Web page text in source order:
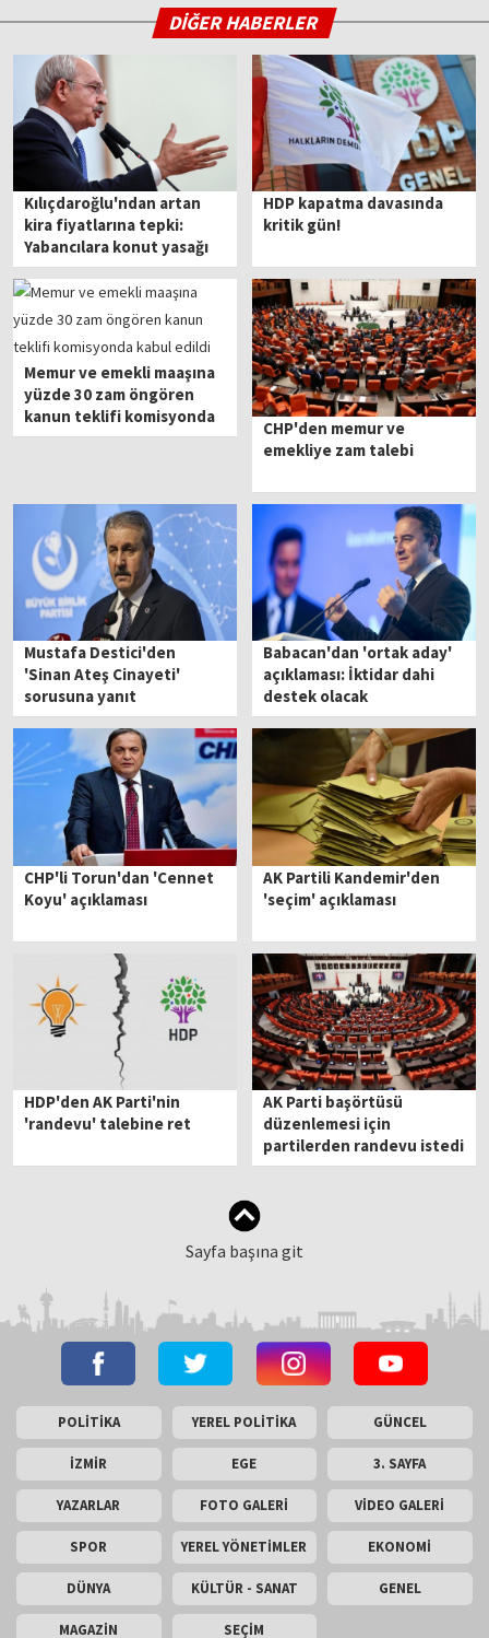
DİĞER HABERLER
Kılıçdaroğlu'ndan artan
kira fiyatlarına tepki:
Yabancılara konut yasağı
HDP kapatma davasında
kritik gün!
Memur ve emekli maaşına
yüzde 30 zam öngören
kanun teklifi komisyonda
kabul edildi
CHP'den memur ve
emekliye zam talebi
Mustafa Destici'den
'Sinan Ateş Cinayeti'
sorusuna yanıt
Babacan'dan 'ortak aday'
açıklaması: İktidar dahi
destek olacak
CHP'li Torun'dan 'Cennet
Koyu' açıklaması
AK Partili Kandemir'den
'seçim' açıklaması
HDP'den AK Parti'nin
'randevu' talebine ret
AK Parti başörtüsü
düzenlemesi için
partilerden randevu istedi
Sayfa başına git
POLİTİKA YEREL POLİTİKA GÜNCEL
İZMİR EGE 3. SAYFA
YAZARLAR FOTO GALERİ VİDEO GALERİ
SPOR YEREL YÖNETİMLER EKONOMİ
DÜNYA KÜLTÜR - SANAT GENEL
MAGAZİN SEÇİM